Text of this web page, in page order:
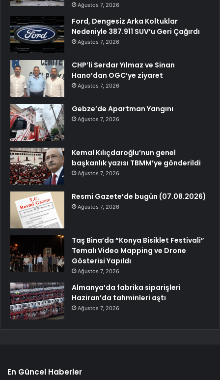
Ağustos 7, 2026
Ford, Dengesiz Arka Koltuklar
Nedeniyle 387.911 SUV’u Geri Çağırdı
Ağustos 7, 2026
CHP’li Serdar Yılmaz ve Sinan
Hano’dan OGC’ye ziyaret
Ağustos 7, 2026
Gebze’de Apartman Yangını
Ağustos 7, 2026
Kemal Kılıçdaroğlu’nun genel
başkanlık yazısı TBMM’ye gönderildi
Ağustos 7, 2026
Resmi Gazete’de bugün (07.08.2026)
Ağustos 7, 2026
Taş Bina’da “Konya Bisiklet Festivali”
Temalı Video Mapping ve Drone
Gösterisi Yapıldı
Ağustos 7, 2026
Almanya’da fabrika siparişleri
Haziran’da tahminleri aştı
Ağustos 7, 2026
En Güncel Haberler